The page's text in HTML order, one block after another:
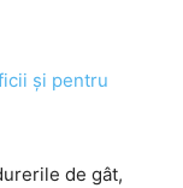
și pentru
de gât,